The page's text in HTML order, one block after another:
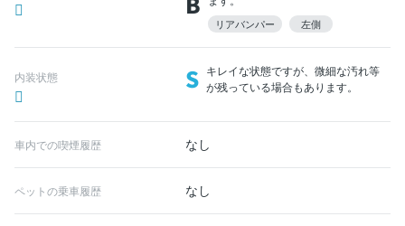
リアバンパー 左側
内装状態 S キレイな状態ですが、微細な汚れ等
が残っている場合もあります。
車内での喫煙履歴 なし
ペットの乗車履歴 なし